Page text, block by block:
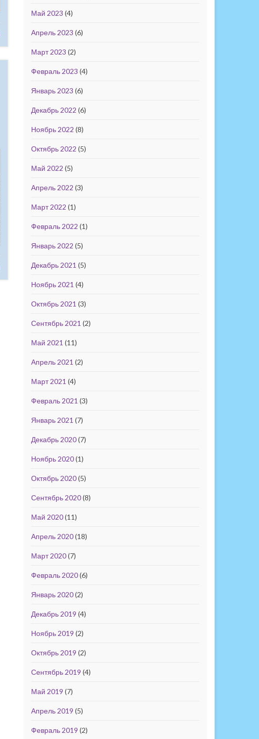
Май 2023 (4)
Апрель 2023 (6)
Март 2023 (2)
Февраль 2023 (4)
Январь 2023 (6)
Декабрь 2022 (6)
Ноябрь 2022 (8)
Октябрь 2022 (5)
Май 2022 (5)
Апрель 2022 (3)
Март 2022 (1)
Февраль 2022 (1)
Январь 2022 (5)
Декабрь 2021 (5)
Ноябрь 2021 (4)
Октябрь 2021 (3)
Сентябрь 2021 (2)
Май 2021 (11)
Апрель 2021 (2)
Март 2021 (4)
Февраль 2021 (3)
Январь 2021 (7)
Декабрь 2020(7)
Ноябрь 2020(1)
Октябрь 2020(5)
Сентябрь 2020(8)
Май 2020(11)
Апрель 2020(18)
Март 2020(7)
Февраль 2020(6)
Январь 2020(2)
Декабрь 2019 (4)
Ноябрь 2019 (2)
Октябрь 2019 (2)
Сентябрь 2019 (4)
Май 2019 (7)
Апрель 2019 (5)
Февраль 2019 (2)